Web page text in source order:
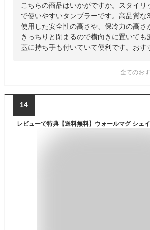
こちらの商品はいかがですか。スタイリ
で使いやすいタンブラーです。高品質な
使用した安全性の高さや、保冷力の高さ
きっちりと閉まるので横向きに置いても
蓋に持ち手も付いていて便利です。おす
全てのお
14